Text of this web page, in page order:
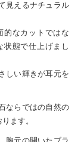
見えるナチュラル
的なカットではな
状態で仕上げまし
しい輝きが耳元を
ならではの自然の
ます。